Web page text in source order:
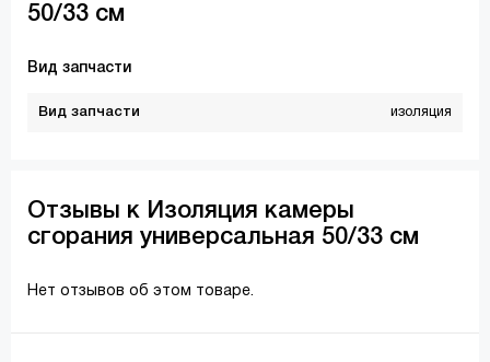
50/33 см
Вид запчасти
Вид запчасти изоляция
Отзывы к Изоляция камеры
сгорания универсальная 50/33 см
Нет отзывов об этом товаре.